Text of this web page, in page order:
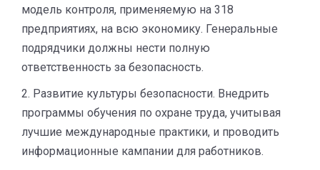
модель контроля, применяемую на 318
предприятиях, на всю экономику. Генеральные
подрядчики должны нести полную
ответственность за безопасность.
2. Развитие культуры безопасности. Внедрить
программы обучения по охране труда, учитывая
лучшие международные практики, и проводить
информационные кампании для работников.